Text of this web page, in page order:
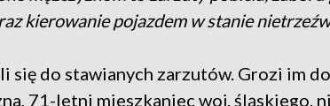
kierowanie pojazdem w stanie
się do stawianych zarzutów. Grozi im
71-letni mieszkaniec woj. śląskiego.